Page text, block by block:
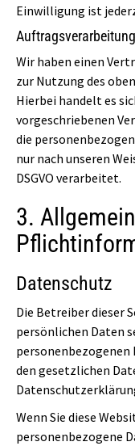
Einwilligung ist
Auftragsverarbeitung
Wir haben einen
zur Nutzung des
Hierbei handelt es
vorgeschriebenen
die
nur nach unseren
DSGVO verarbeitet.
3.
Datenschutz
Die Betreiber dieser
persönlichen Daten
den gesetzlichen
Wenn Sie diese
personenbezogene